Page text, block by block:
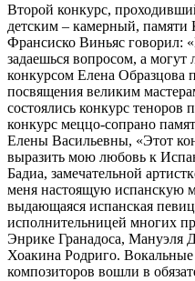
Второй конкурс,
детским – камерный,
Франсиско Виньяс говорил:
задаешься вопросом, а
конкурсом Елена Образцова
посвящения великим
состоялись конкурс
конкурс меццо-сопрано
Елены Васильевны, «Этот
выразить мою любовь к
Бадиа, замечательной
меня настоящую испанскую
выдающаяся испанская
исполнительницей многих
Энрике Гранадоса, Мануэля
Хоакина Родриго. Вокальные
композиторов вошли в